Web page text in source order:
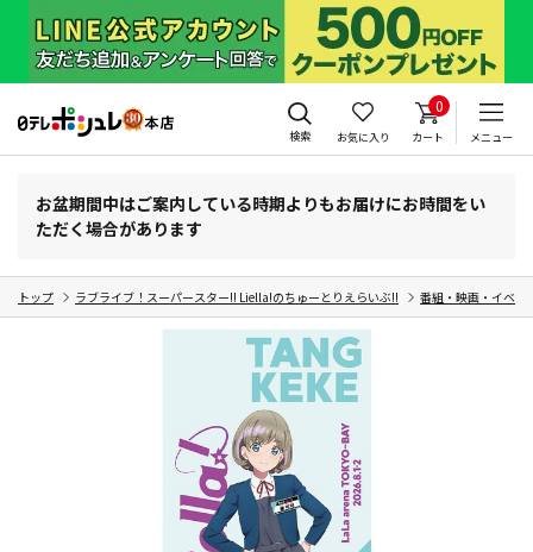
検索 お気に入り
0
カート メニュー
お盆期間中はご案内している時期よりもお届けにお時間をい
ただく場合があります
トップ ラブライブ！スーパースター!! Liella!のちゅーとりえらいぶ!! 番組・映画・イベン